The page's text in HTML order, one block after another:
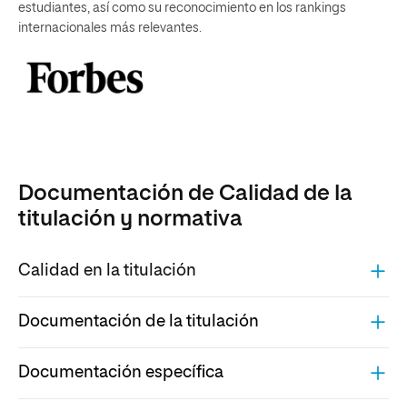
estudiantes, así como su reconocimiento en los rankings
internacionales más relevantes.
Documentación de Calidad de la
titulación y normativa
Calidad en la titulación
Documentación de la titulación
Documentación específica